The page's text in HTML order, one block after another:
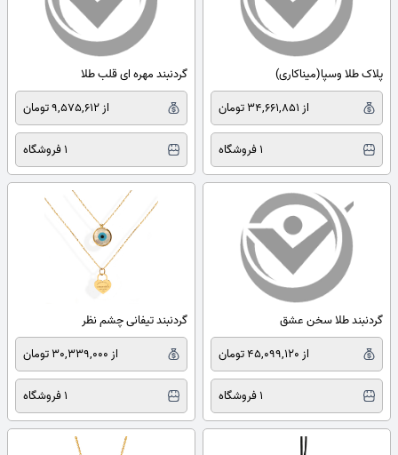
پلاک طلا وسپا(میناکاری)
از 34,661,851 تومان
1 فروشگاه
گردنبند مهره ای قلب طلا
از 9,575,612 تومان
1 فروشگاه
گردنبند طلا سخن عشق
از 45,099,120 تومان
1 فروشگاه
گردنبند تیفانی چشم نظر
از 30,339,000 تومان
1 فروشگاه